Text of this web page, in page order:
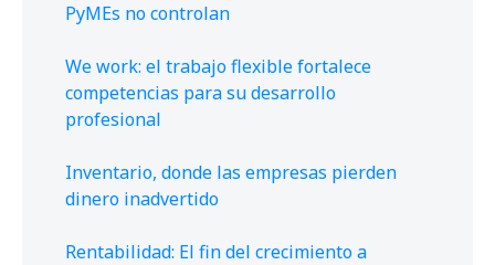
PyMEs no controlan
We work: el trabajo flexible fortalece
competencias para su desarrollo
profesional
Inventario, donde las empresas pierden
dinero inadvertido
Rentabilidad: El fin del crecimiento a